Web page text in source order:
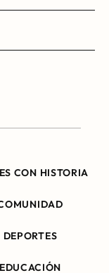
CON HISTORIA
DEPORTES
EDUCACIÓN